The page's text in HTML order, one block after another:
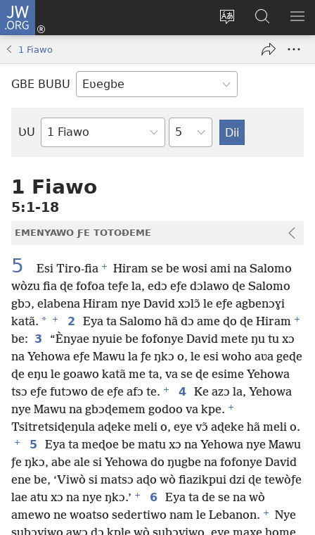
JW.ORG
Trɔ
gbegbɔgblɔa
Ge
Ðe
new
window)
JW.ORG
Nudidi
1 Fiawo
GBE BUBU
ƲU
Biblia-
Ta
1 Fiawo
5:1-18
EMENYAWO ƑE TOTOƉEME
5 Esi Tiro-fia +
Hiram se be wosi ami na Salomo
wòzu fia ɖe fofoa teƒe la, edɔ eƒe dɔlawo ɖe Salomo
gbɔ, elabena Hiram nye David xɔlɔ̃ le eƒe agbenɔɣi
katã. * + 2 Eya ta Salomo hã dɔ ame ɖo ɖe Hiram +
be: 3
“Ènyae nyuie be fofonye David mete ŋu tu xɔ
na Yehowa eƒe Mawu la ƒe ŋkɔ o, le esi woho aʋa geɖe
ɖe eŋu le goawo katã me ta, va se ɖe esime Yehowa
tsɔ eƒe futɔwo de eƒe afɔ te. + 4 Ke azɔ la, Yehowa
nye Mawu na gbɔɖemem godoo va kpe. +
Tsitretsiɖeŋula aɖeke meli o, eye vɔ̃ aɖeke hã meli o.
+ 5
Eya ta meɖoe be matu xɔ na Yehowa nye Mawu
ƒe ŋkɔ, abe ale si Yehowa do ŋugbe na fofonye David
ene be, ‘Viwò si matsɔ aɖo wò fiazikpui dzi ɖe tewòƒe
lae atu xɔ na nye ŋkɔ.’ + 6 Eya ta de se na wò
amewo ne woatso sedertiwo nam le Lebanon. +
Nye